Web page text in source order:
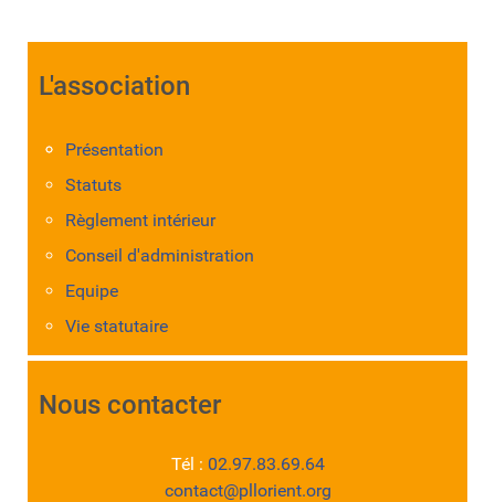
L'association
Présentation
Statuts
Règlement intérieur
Conseil d'administration
Equipe
Vie statutaire
Nous contacter
Tél : 02.97.83.69.64
contact@pllorient.org